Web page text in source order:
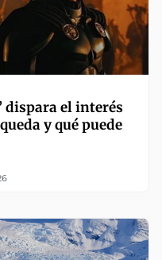
dispara el interés
y qué puede